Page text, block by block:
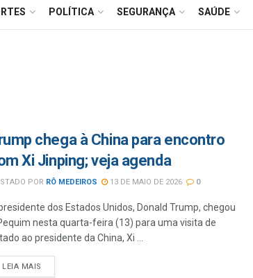
POLÍTICA SEGURANÇA SAÚDE
chega à China para encontro
Xi Jinping; veja agenda
POR RÔ MEDEIROS 13 DE MAIO DE 2026 0
dos Estados Unidos, Donald Trump, chegou
nesta quarta-feira (13) para uma visita de
ao presidente da China, Xi ...
LEIA MAIS